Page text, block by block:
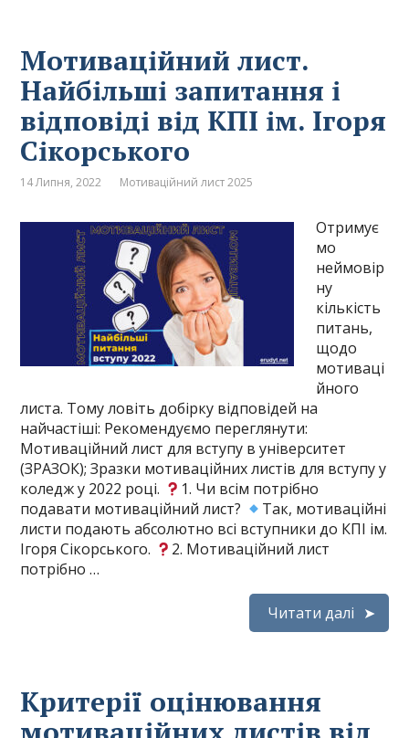
Мотиваційний лист.
Найбільші запитання і
відповіді від КПІ ім. Ігоря
Сікорського
14 Липня, 2022 Мотиваційний лист 2025
Отримує
мо
неймовір
ну
кількість
питань,
щодо
мотиваці
йного
листа. Тому ловіть добірку відповідей на
найчастіші: Рекомендуємо переглянути:
Мотиваційний лист для вступу в університет
(ЗРАЗОК); Зразки мотиваційних листів для вступу у
коледж у 2022 році.
1. Чи всім потрібно
подавати мотиваційний лист?
Так, мотиваційні
листи подають абсолютно всі вступники до КПІ ім.
Ігоря Сікорського.
2. Мотиваційний лист
потрібно …
Читати далі
Критерії оцінювання